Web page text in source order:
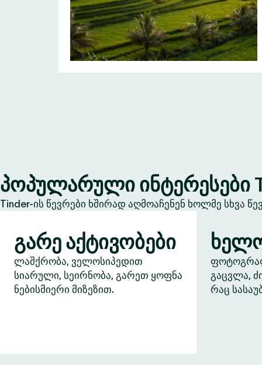
პოპულარული ინტერესები
Tinder-ის წევრები ხშირად აღმოაჩენენ ხოლმე სხვა
გარე აქტივობები
ლაშქრობა, ველოსიპედით
სიარული, სეირნობა, გარეთ ყოფნა
ნებისმიერი მიზეზით.
გაცვლა,
რაც